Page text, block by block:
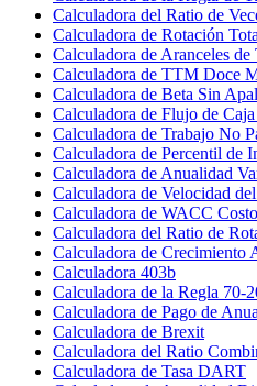
Calculadora del Ratio de
Calculadora de Rotación
Calculadora de Aranceles de
Calculadora de TTM Doce
Calculadora de Beta Sin
Calculadora de Flujo de
Calculadora de Trabajo No
Calculadora de Percentil de
Calculadora de Anualidad
Calculadora de Velocidad
Calculadora de WACC
Calculadora del Ratio de
Calculadora de Crecimiento
Calculadora 403b
Calculadora de la Regla 70-
Calculadora de Pago de
Calculadora de Brexit
Calculadora del Ratio
Calculadora de Tasa DART